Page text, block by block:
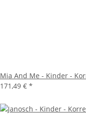
Mia And Me - Kinder -
171,49 € *